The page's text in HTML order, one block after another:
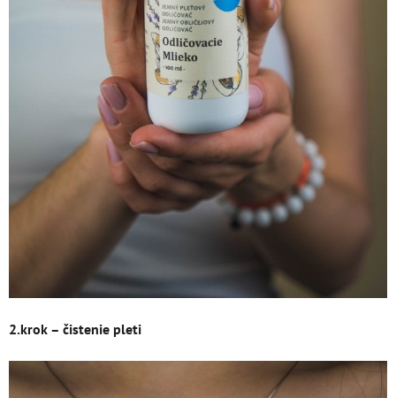
2.krok – čistenie pleti